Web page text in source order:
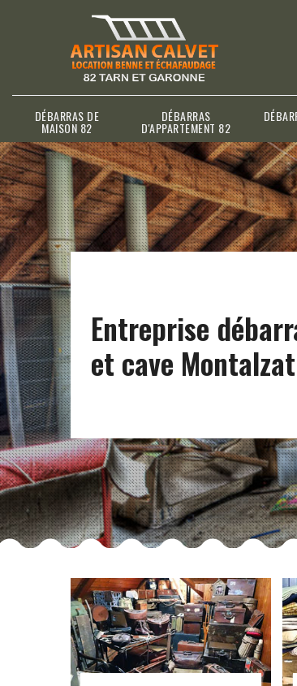
DÉBARRAS DE
MAISON 82
DÉBARRAS
D'APPARTEMENT 82
Entreprise
et cave